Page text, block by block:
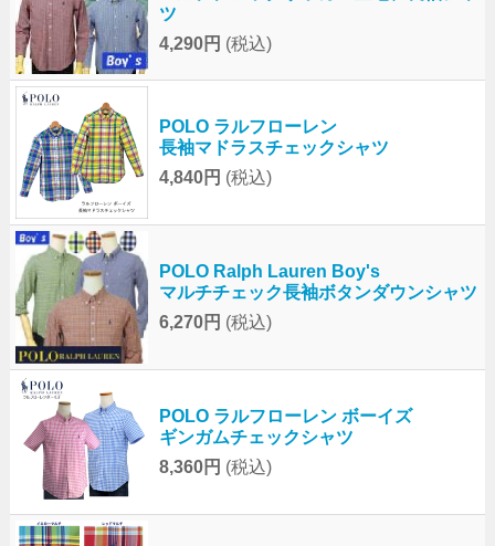
ツ
4,290円 (税込)
POLO ラルフローレン
長袖マドラスチェックシャツ
4,840円 (税込)
POLO Ralph Lauren Boy's
マルチチェック長袖ボタンダウンシャツ
6,270円 (税込)
POLO ラルフローレン ボーイズ
ギンガムチェックシャツ
8,360円 (税込)